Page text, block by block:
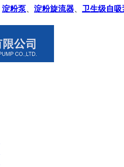
淀粉泵 淀粉旋流器
卫生级自吸